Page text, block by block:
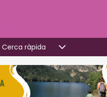
Cerca ràpida